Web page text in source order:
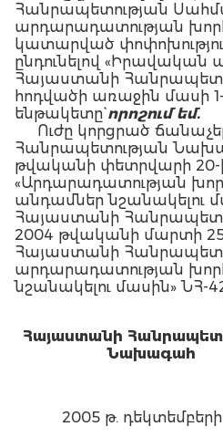
Հանրապետության
արդարադատության
կատարված
ընդունելով «Իրավական
Հայաստանի
հոդվածի առաջին մասի
ենթակետը`որոշում եմ.
Ուժը կորցրած
Հանրապետության
թվականի փետրվարի 20-
«Արդարադատության
անդամներ նշանակելու
Հայաստանի
2004 թվականի մարտի
Հայաստանի
արդարադատության
նշանակելու մասին» ՆՀ-
Հայաստանի
Նախագահ
2005 թ. դեկտեմբերի